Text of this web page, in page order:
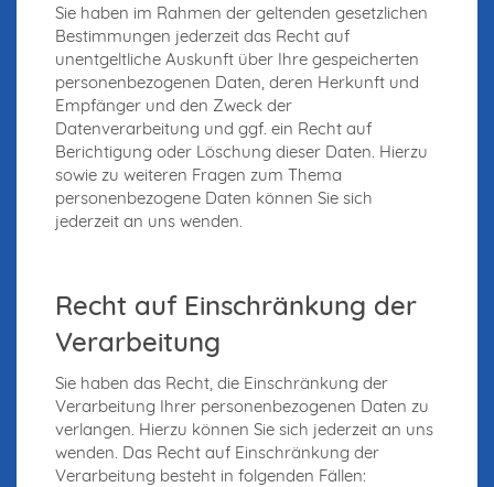
Sie haben im Rahmen der geltenden gesetzlichen
Bestimmungen jederzeit das Recht auf
unentgeltliche Auskunft über Ihre gespeicherten
personenbezogenen Daten, deren Herkunft und
Empfänger und den Zweck der
Datenverarbeitung und ggf. ein Recht auf
Berichtigung oder Löschung dieser Daten. Hierzu
sowie zu weiteren Fragen zum Thema
personenbezogene Daten können Sie sich
jederzeit an uns wenden.
Recht auf Einschränkung der
Verarbeitung
Sie haben das Recht, die Einschränkung der
Verarbeitung Ihrer personenbezogenen Daten zu
verlangen. Hierzu können Sie sich jederzeit an uns
wenden. Das Recht auf Einschränkung der
Verarbeitung besteht in folgenden Fällen: